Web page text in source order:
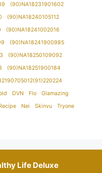
(90)NA18231901602
(90)NA18240105112
(90)NA18241002016
(90)NA18241900985
(90)NA18250109092
(90)NA18251900184
DVN Flo
Glamazing
Nei Skinvu
Tryone
Life Deluxe